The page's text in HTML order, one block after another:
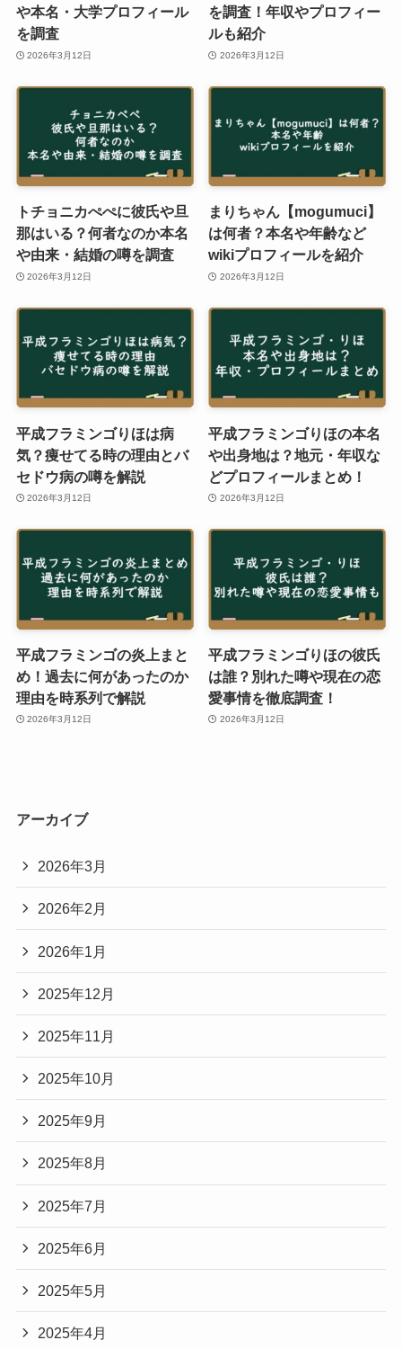
や本名・大学プロフィール
を調査
2026年3月12日
を調査！年収やプロフィー
ルも紹介
2026年3月12日
トチョニカぺぺに彼氏や旦
那はいる？何者なのか本名
や由来・結婚の噂を調査
2026年3月12日
まりちゃん【mogumuci】
は何者？本名や年齢など
wikiプロフィールを紹介
2026年3月12日
平成フラミンゴりほは病
気？痩せてる時の理由とバ
セドウ病の噂を解説
2026年3月12日
平成フラミンゴりほの本名
や出身地は？地元・年収な
どプロフィールまとめ！
2026年3月12日
平成フラミンゴの炎上まと
め！過去に何があったのか
理由を時系列で解説
2026年3月12日
平成フラミンゴりほの彼氏
は誰？別れた噂や現在の恋
愛事情を徹底調査！
2026年3月12日
アーカイブ
2026年3月
2026年2月
2026年1月
2025年12月
2025年11月
2025年10月
2025年9月
2025年8月
2025年7月
2025年6月
2025年5月
2025年4月